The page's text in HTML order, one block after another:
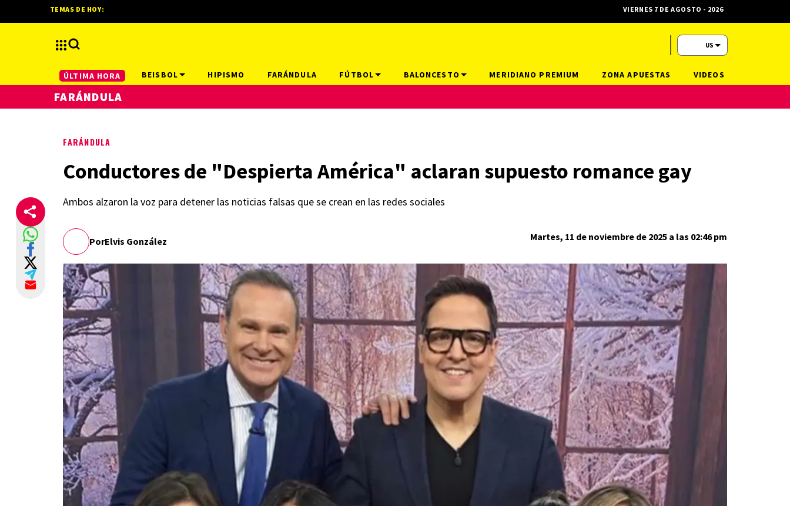
FARÁNDULA
Conductores de "Despierta América" aclaran supuesto romance gay
Ambos alzaron la voz para detener las noticias falsas que se crean en las redes sociales
PorElvis González Martes, 11 de noviembre de 2025 a las 02:46 pm
TEMAS DE HOY: VIERNES 7 DE AGOSTO - 2026
US
ÚLTIMA HORA BEISBOL HIPISMO FARÁNDULA
FARÁNDULA
FÚTBOL BALONCESTO MERIDIANO PREMIUM ZONA APUESTAS VIDEOS